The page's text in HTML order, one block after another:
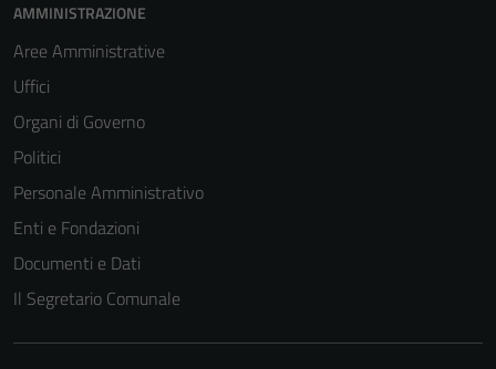
AMMINISTRAZIONE
Aree Amministrative
Uffici
Organi di Governo
Politici
Personale Amministrativo
Enti e Fondazioni
Documenti e Dati
Il Segretario Comunale